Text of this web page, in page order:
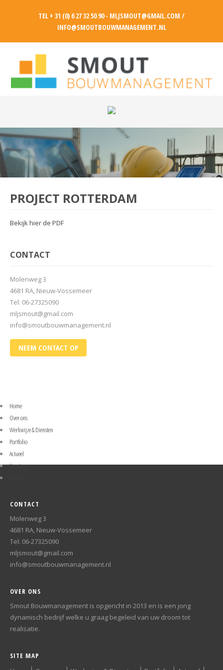
TEL + 31 (0) 6 27 32 50 90 - MLJSMOUT@GMAIL.COM /
INFO@SMOUTBOUWMANAGEMENT.NL
PROJECT ROTTERDAM
Bekijk hier de PDF
CONTACT
Molenweg 3
4681 RA, Nieuw-Vossemeer
Tel: 06-27325090
mljsmout@gmail.com
info@smoutbouwmanagement.nl
NEEM CONTACT OP
Home
Over ons
Werkwijze & Diensten
Portfolio
Actueel
Vacatures
CONTACT
Molenweg 3
4681 RA, Nieuw-Vossemeer
Tel: 06-27325090
mljsmout@gmail.com
info@smoutbouwmanagement.nl
OVER ONS
Smout Bouwmanagement is opgericht in 2013 en is een jong
dynamisch bedrijf welke u graag begeleid van uw droom tot
realisatie.
SITE MAP